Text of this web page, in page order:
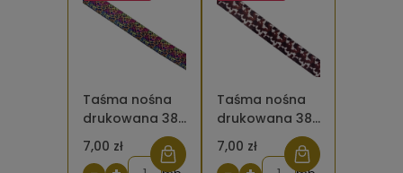
Taśma nośna
drukowana 38
mm Panterka
kolorowa 5
7,00 zł
Taśma nośna
drukowana 38
mm Krowie łaty
- gęste
7,00 zł